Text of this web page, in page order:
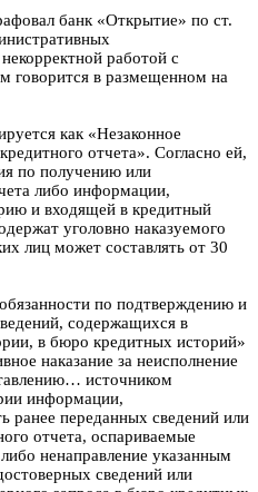
банк «Открытие» по ст.
работой с
говорится в размещенном на
как «Незаконное
отчета». Согласно ей,
по получению или
либо информации,
и входящей в кредитный
уголовно наказуемого
лиц может составлять от 30
по подтверждению и
содержащихся в
в бюро кредитных историй»
наказание за неисполнение
источником
информации,
ранее переданных сведений или
отчета, оспариваемые
ненаправление указанным
сведений или